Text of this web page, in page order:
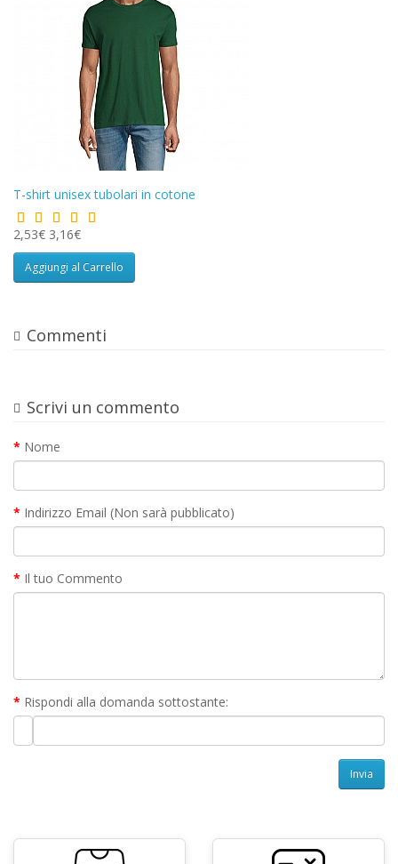
T-shirt unisex tubolari in cotone
2,53€ 3,16€
Aggiungi al Carrello
Commenti
Scrivi un commento
Nome
Indirizzo Email (Non sarà pubblicato)
Il tuo Commento
Rispondi alla domanda sottostante:
Invia